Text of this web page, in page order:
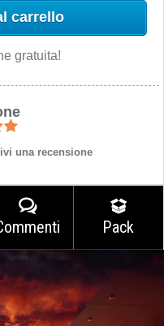
carrello
gratuita!
una recensione
Pack